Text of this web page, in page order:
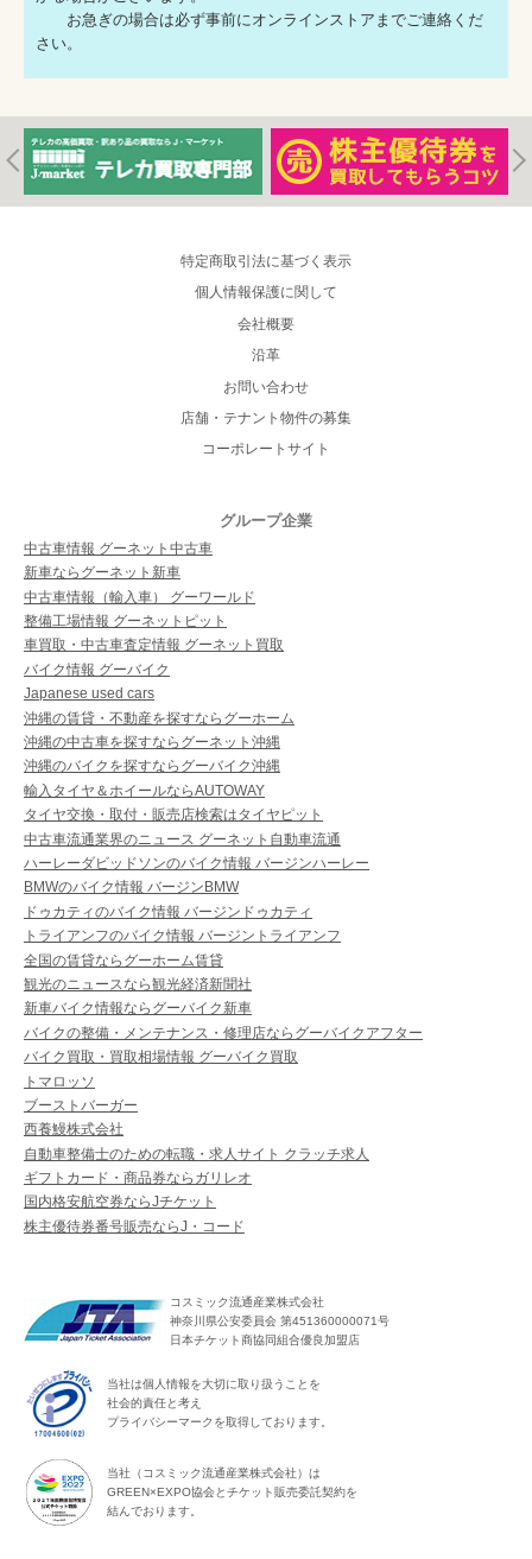
お急ぎの場合は必ず事前にオンラインストアまでご連絡くだ
さい。
特定商取引法に基づく表示
個人情報保護に関して
会社概要
沿革
お問い合わせ
店舗・テナント物件の募集
コーポレートサイト
グループ企業
中古車情報 グーネット中古車
新車ならグーネット新車
中古車情報（輸入車） グーワールド
整備工場情報 グーネットピット
車買取・中古車査定情報 グーネット買取
バイク情報 グーバイク
Japanese used cars
沖縄の賃貸・不動産を探すならグーホーム
沖縄の中古車を探すならグーネット沖縄
沖縄のバイクを探すならグーバイク沖縄
輸入タイヤ＆ホイールならAUTOWAY
タイヤ交換・取付・販売店検索はタイヤピット
中古車流通業界のニュース グーネット自動車流通
ハーレーダビッドソンのバイク情報 バージンハーレー
BMWのバイク情報 バージンBMW
ドゥカティのバイク情報 バージンドゥカティ
トライアンフのバイク情報 バージントライアンフ
全国の賃貸ならグーホーム賃貸
観光のニュースなら観光経済新聞社
新車バイク情報ならグーバイク新車
バイクの整備・メンテナンス・修理店ならグーバイクアフター
バイク買取・買取相場情報 グーバイク買取
トマロッソ
ブーストバーガー
西養鰻株式会社
自動車整備士のための転職・求人サイト クラッチ求人
ギフトカード・商品券ならガリレオ
国内格安航空券ならJチケット
株主優待券番号販売ならJ・コード
コスミック流通産業株式会社
神奈川県公安委員会 第451360000071号
日本チケット商協同組合優良加盟店
当社は個人情報を大切に取り扱うことを
社会的責任と考え
プライバシーマークを取得しております。
当社（コスミック流通産業株式会社）は
GREEN×EXPO協会とチケット販売委託契約を
結んでおります。